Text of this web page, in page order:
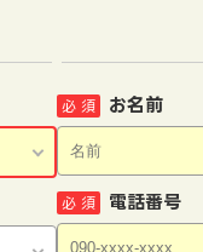
お名前
必 須
電話番号
必 須